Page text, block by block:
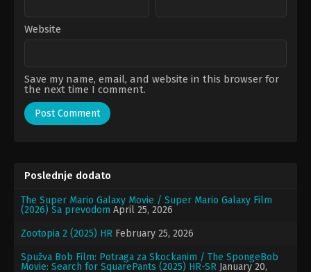
Website
Save my name, email, and website in this browser for
the next time I comment.
Poslednje dodato
The Super Mario Galaxy Movie / Super Mario Galaxy Film
(2026) Sa prevodom April 25, 2026
Zootopia 2 (2025) HR February 25, 2026
Spužva Bob Film: Potraga za Skockanim / The SpongeBob
Movie: Search for SquarePants (2025) HR-SR January 20,